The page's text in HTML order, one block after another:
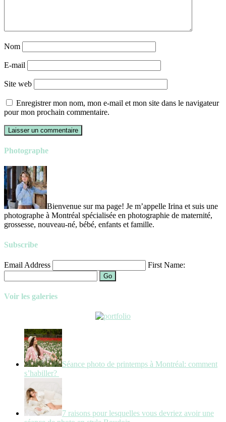
Nom
E-mail
Site web
Enregistrer mon nom, mon e-mail et mon site dans le navigateur
pour mon prochain commentaire.
Photographe
Bienvenue sur ma page! Je m’appelle Irina et suis une
photographe à Montréal spécialisée en photographie de maternité,
grossesse, nouveau-né, bébé, enfants et famille.
Subscribe
Email Address First Name:
Go
Voir les galeries
Séance photo de printemps à Montréal: comment
s’habiller?
7 raisons pour lesquelles vous devriez avoir une